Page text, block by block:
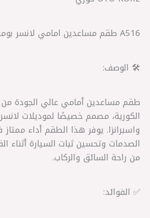
A516 طقم مساعدين امامي لانسر بومة 1.6 – اسبرانزا
🛠️ الوصف:
واسبرانزا. يوفر هذا الطقم أداء
الصدمات وتحسين ثبات السيارة أثناء
من راحة السائق والركاب.
✅ الفوائد: